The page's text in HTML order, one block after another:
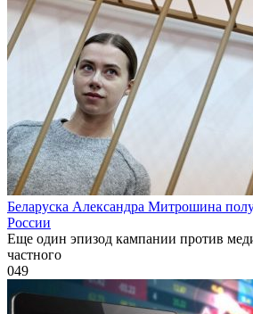
Беларуска Александра Митрошина
России
Еще один эпизод кампании против
частного
049